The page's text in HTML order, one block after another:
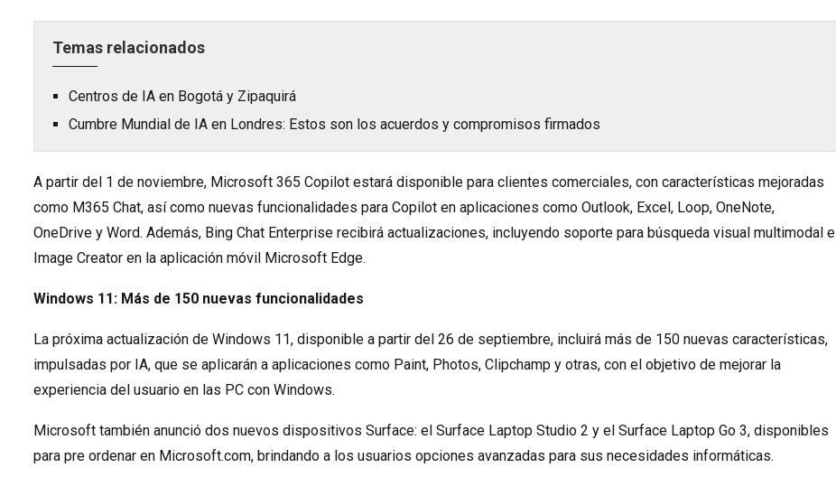
Temas relacionados
Centros de IA en Bogotá y Zipaquirá
Cumbre Mundial de IA en Londres: Estos son los acuerdos y compromisos firmados
A partir del 1 de noviembre, Microsoft 365 Copilot estará disponible para clientes comerciales, con características mejoradas
como M365 Chat, así como nuevas funcionalidades para Copilot en aplicaciones como Outlook, Excel, Loop, OneNote,
OneDrive y Word. Además, Bing Chat Enterprise recibirá actualizaciones, incluyendo soporte para búsqueda visual multimodal e
Image Creator en la aplicación móvil Microsoft Edge.
Windows 11: Más de 150 nuevas funcionalidades
La próxima actualización de Windows 11, disponible a partir del 26 de septiembre, incluirá más de 150 nuevas características,
impulsadas por IA, que se aplicarán a aplicaciones como Paint, Photos, Clipchamp y otras, con el objetivo de mejorar la
experiencia del usuario en las PC con Windows.
Microsoft también anunció dos nuevos dispositivos Surface: el Surface Laptop Studio 2 y el Surface Laptop Go 3, disponibles
para pre ordenar en Microsoft.com, brindando a los usuarios opciones avanzadas para sus necesidades informáticas.